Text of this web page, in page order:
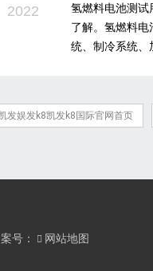
2022
氢燃料电池测试
了解。氢燃料
统、制冷系统、
发娱发k8凯发k8国际官网首页
号： 网站地图